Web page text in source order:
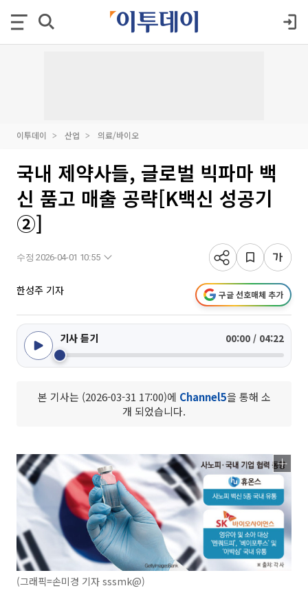
이투데이 산업 의료/바이오
국내 제약사들, 글로벌 빅파마 백
신 품고 매출 공략[K백신 성공기
②]
수정 2026-04-01 10:55
한성주 기자 구글 선호매체 추가
기사 듣기 00:00 / 04:22
본 기사는 (2026-03-31 17:00)에 Channel5을 통해 소
개 되었습니다.
(그래픽=손미경 기자 sssmk@)